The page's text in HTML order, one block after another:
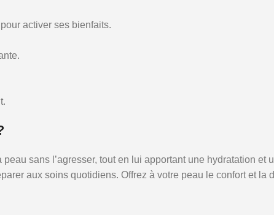
activer ses bienfaits.
sans l’agresser, tout en lui apportant une hydratation
aux soins quotidiens. Offrez à votre peau le confort et la